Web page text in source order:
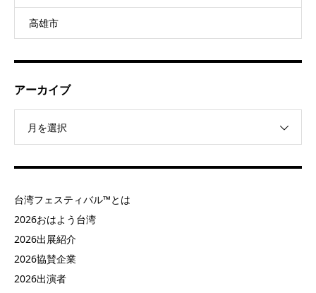
高雄市
アーカイブ
月を選択
台湾フェスティバル™とは
2026おはよう台湾
2026出展紹介
2026協賛企業
2026出演者